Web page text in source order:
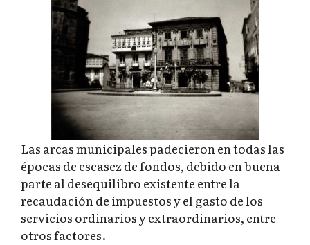
Las arcas municipales padecieron en todas las
épocas de escasez de fondos, debido en buena
parte al desequilibro existente entre la
recaudación de impuestos y el gasto de los
servicios ordinarios y extraordinarios, entre
otros factores.